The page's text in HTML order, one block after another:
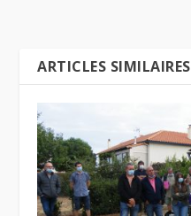
ARTICLES SIMILAIRES